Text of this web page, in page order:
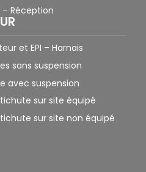
Réception
et EPI – Harnais
sans suspension
avec suspension
sur site équipé
sur site non équipé